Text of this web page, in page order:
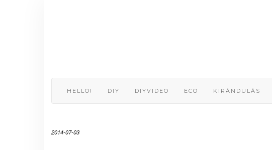
HELLO! DIY DIYVIDEO ECO KIRÁNDULÁS
2014-07-03